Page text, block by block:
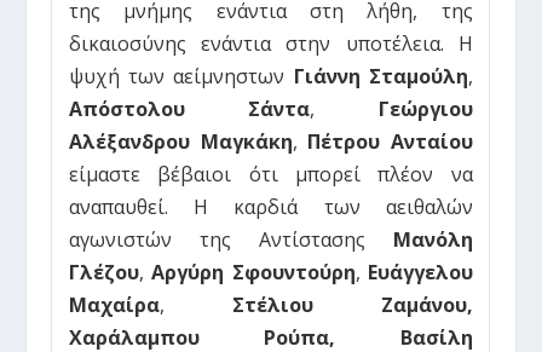
της μνήμης ενάντια στη λήθη, της
δικαιοσύνης ενάντια στην υποτέλεια. Η
ψυχή των αείμνηστων Γιάννη Σταμούλη,
Απόστολου Σάντα, Γεώργιου
Αλέξανδρου Μαγκάκη, Πέτρου Ανταίου
είμαστε βέβαιοι ότι μπορεί πλέον να
αναπαυθεί. Η καρδιά των αειθαλών
αγωνιστών της Αντίστασης Μανόλη
Γλέζου,Αργύρη Σφουντούρη, Ευάγγελου
Μαχαίρα, Στέλιου Ζαμάνου,
Χαράλαμπου Ρούπα, Βασίλη